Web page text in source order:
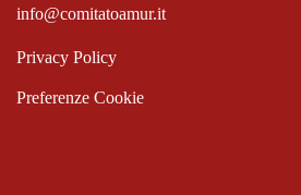
info@comitatoamur.it
Privacy Policy
Preferenze Cookie